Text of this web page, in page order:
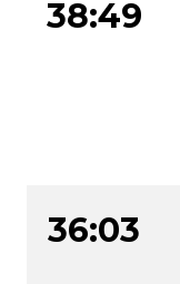
38:49
36:03